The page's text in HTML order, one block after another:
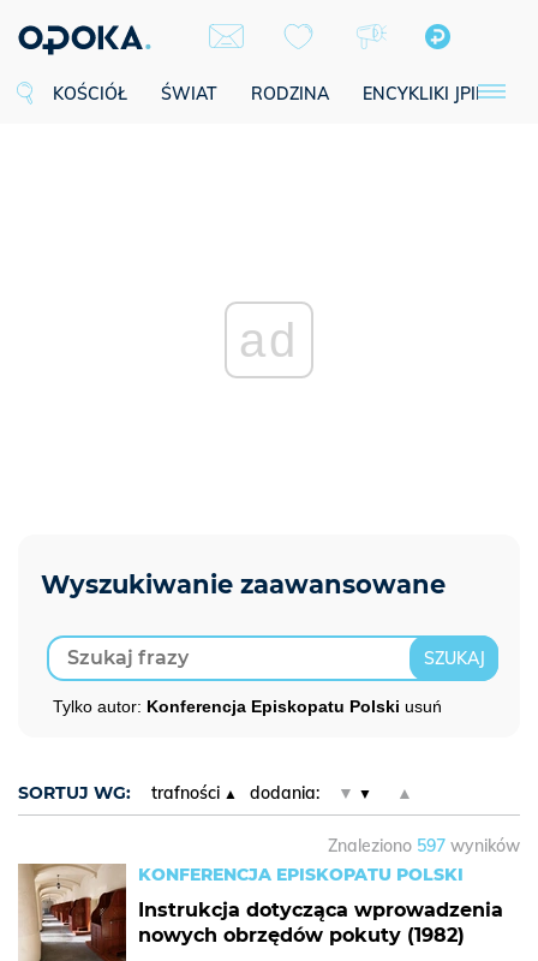
KOŚCIÓŁ ŚWIAT RODZINA ENCYKLIKI JPII
ad
Tylko autor: Konferencja Episkopatu Polski usuń
SORTUJ WG: trafności dodania: ▼ ▲
Znaleziono 597 wyników
KONFERENCJA EPISKOPATU POLSKI
Instrukcja dotycząca wprowadzenia
nowych obrzędów pokuty (1982)